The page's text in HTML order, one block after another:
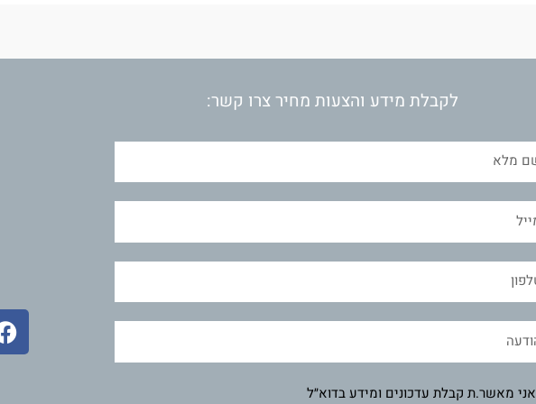
לקבלת מידע והצעות מחיר צרו קשר:
אני מאשר.ת קבלת עדכונים ומידע בדוא״ל